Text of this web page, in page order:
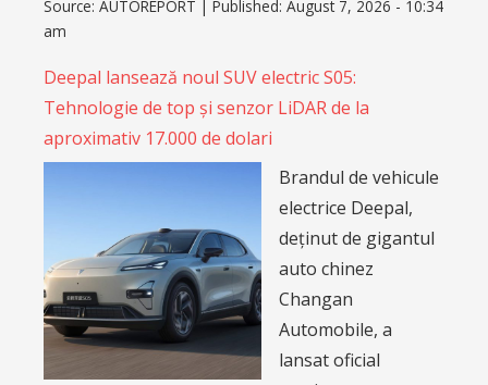
Source: AUTOREPORT | Published: August 7, 2026 - 10:34
am
Deepal lansează noul SUV electric S05:
Tehnologie de top și senzor LiDAR de la
aproximativ 17.000 de dolari
Brandul de vehicule
electrice Deepal,
deținut de gigantul
auto chinez
Changan
Automobile, a
lansat oficial